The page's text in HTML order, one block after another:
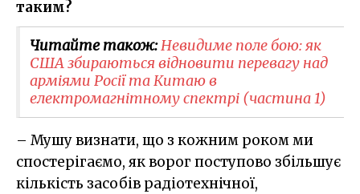
таким?
Читайте також:Невидиме поле бою: як
США збираються відновити перевагу над
арміями Росії та Китаю в
електромагнітному спектрі (частина 1)
– Мушу визнати, що з кожним роком ми
спостерігаємо, як ворог поступово збільшує
кількість засобів радіотехнічної,